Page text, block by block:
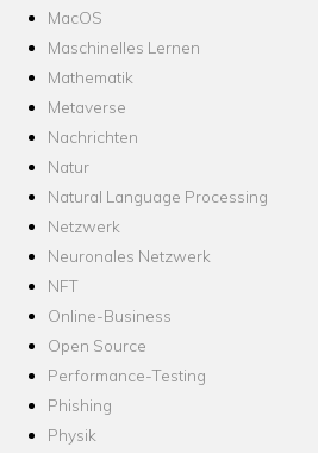
MacOS
Maschinelles Lernen
Mathematik
Metaverse
Nachrichten
Natur
Natural Language Processing
Netzwerk
Neuronales Netzwerk
NFT
Online-Business
Open Source
Performance-Testing
Phishing
Physik